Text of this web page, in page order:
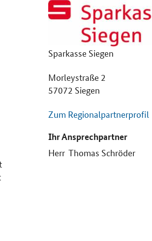
Sparkasse Siegen
Morleystraße 2
57072 Siegen
Zum Regionalpartnerprofil
Ihr Ansprechpartner
Herr Thomas Schröder